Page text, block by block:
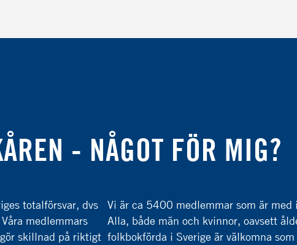
- NÅGOT FÖR MIG?
totalförsvar, dvs
medlemmars
skillnad på riktigt
Vi är ca 5400 medlemmar som är
Alla, både män och kvinnor, oavsett
folkbokförda i Sverige är välkomna